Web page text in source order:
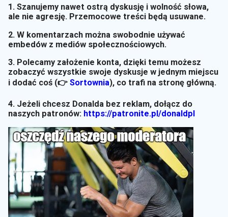
1. Szanujemy nawet ostrą dyskusję i wolność słowa,
ale nie agresję. Przemocowe treści będą usuwane.
2. W komentarzach można swobodnie używać
embedów z mediów społecznościowych.
3. Polecamy założenie konta, dzięki temu możesz
zobaczyć wszystkie swoje dyskusje w jednym miejscu
i dodać coś (👉 Sortownia), co trafi na stronę główną.
4. Jeżeli chcesz Donalda bez reklam, dołącz do
naszych patronów: https://patronite.pl/donaldpl